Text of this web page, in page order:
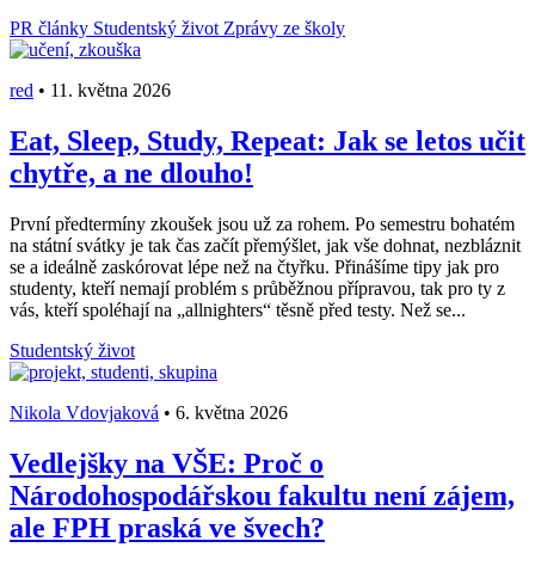
PR články Studentský život Zprávy ze školy
red • 11. května 2026
Eat, Sleep, Study, Repeat: Jak se letos učit
chytře, a ne dlouho!
První předtermíny zkoušek jsou už za rohem. Po semestru bohatém
na státní svátky je tak čas začít přemýšlet, jak vše dohnat, nezbláznit
se a ideálně zaskórovat lépe než na čtyřku. Přinášíme tipy jak pro
studenty, kteří nemají problém s průběžnou přípravou, tak pro ty z
vás, kteří spoléhají na „allnighters“ těsně před testy. Než se...
Studentský život
Nikola Vdovjaková • 6. května 2026
Vedlejšky na VŠE: Proč o
Národohospodářskou fakultu není zájem,
ale FPH praská ve švech?